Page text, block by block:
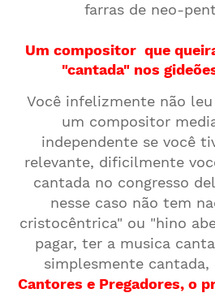
farras de neo-
Um compositor que
"cantada" nos
Você infelizmente não
um compositor
independente se você
relevante, dificilmente
cantada no congresso
nesse caso não tem
cristocêntrica" ou "hino
pagar, ter a musica
simplesmente
Cantores e Pregadores, o